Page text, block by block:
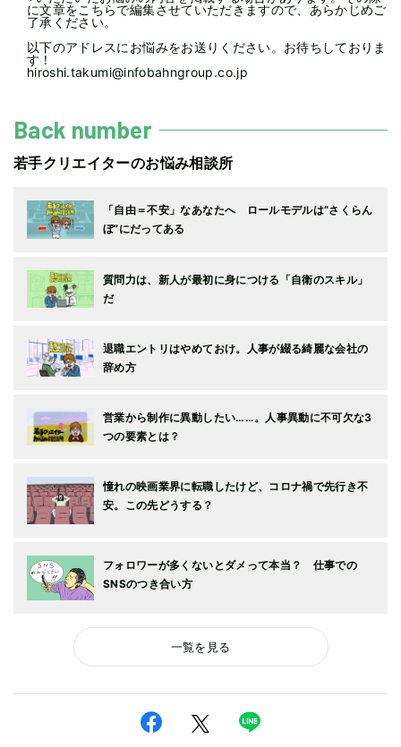
に文章をこちらで編集させていただきますので、あらかじめご
了承ください。
以下のアドレスにお悩みをお送りください。お待ちしておりま
す！
hiroshi.takumi@infobahngroup.co.jp
Back number
若手クリエイターのお悩み相談所
「自由＝不安」なあなたへ ロールモデルは“さくらん
ぼ”にだってある
質問力は、新人が最初に身につける「自衛のスキル」
だ
退職エントリはやめておけ。人事が綴る綺麗な会社の
辞め方
営業から制作に異動したい……。人事異動に不可欠な3
つの要素とは？
憧れの映画業界に転職したけど、コロナ禍で先行き不
安。この先どうする？
フォロワーが多くないとダメって本当？ 仕事での
SNSのつき合い方
一覧を見る